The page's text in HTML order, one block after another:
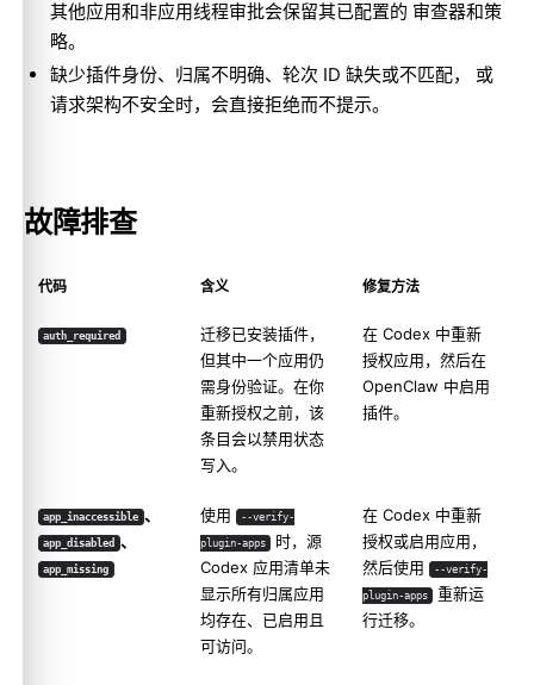
其他应用和非应用线程审批会保留其已配置的 审查器和策
略。
缺少插件身份、归属不明确、轮次 ID 缺失或不匹配， 或
请求架构不安全时，会直接拒绝而不提示。
故障排查
代码 含义 修复方法
auth_required
迁移已安装插件，
但其中一个应用仍
需身份验证。在你
重新授权之前，该
条目会以禁用状态
写入。
在 Codex 中重新
授权应用，然后在
OpenClaw 中启用
插件。
app_inaccessible 、
app_disabled 、
app_missing
使用 --verify-
plugin-apps
时，源
Codex 应用清单未
显示所有归属应用
均存在、已启用且
可访问。
在 Codex 中重新
授权或启用应用，
然后使用
--verify-
plugin-apps
重新运
行迁移。